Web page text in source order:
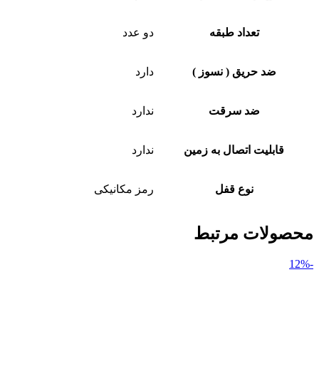
تعداد طبقه دو عدد
ضد حریق ( نسوز ) دارد
ضد سرقت ندارد
قابلیت اتصال به زمین ندارد
نوع قفل رمز مکانیکی
محصولات مرتبط
-12%